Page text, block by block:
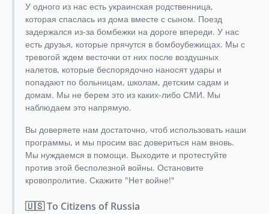
1.0.0alpha1
0.1.0
У одного из нас есть украинская родственница,
которая спаслась из дома вместе с сыном. Поезд
задержался из-за бомбежки на дороге впереди. У нас
есть друзья, которые прячутся в бомбоубежищах. Мы с
тревогой ждем весточки от них после воздушных
налетов, которые беспорядочно наносят удары и
попадают по больницам, школам, детским садам и
домам. Мы не берем это из каких-либо СМИ. Мы
наблюдаем это напрямую.
Вы доверяете нам достаточно, чтоб использовать наши
программы, и мы просим вас довериться нам вновь.
Мы нуждаемся в помощи. Выходите и протестуйте
против этой бесполезной войны. Остановите
кровопролитие. Скажите "Нет войне!"
🇺🇸 To Citizens of Russia